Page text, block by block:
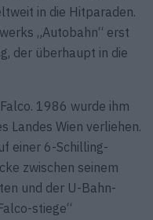
in die Hitparaden.
„Autobahn“ erst
der überhaupt in die
1986 wurde ihm
Landes Wien verliehen.
einer 6-Schilling-
zwischen seinem
und der U-Bahn-
stiege“